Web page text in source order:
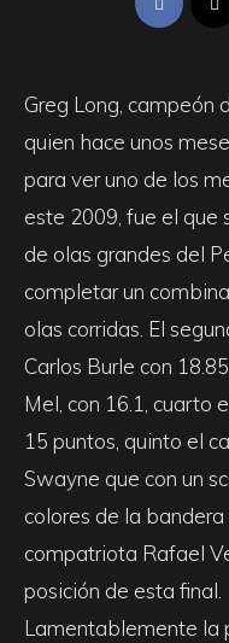
Greg Long, campeón
quien hace unos
para ver uno de los
este 2009, fue el que
de olas grandes del
completar un
olas corridas. El
Carlos Burle con
Mel, con 16.1, cuarto
15 puntos, quinto el
Swayne que con un
colores de la bandera
compatriota Rafael
posición de esta final.
Lamentablemente la